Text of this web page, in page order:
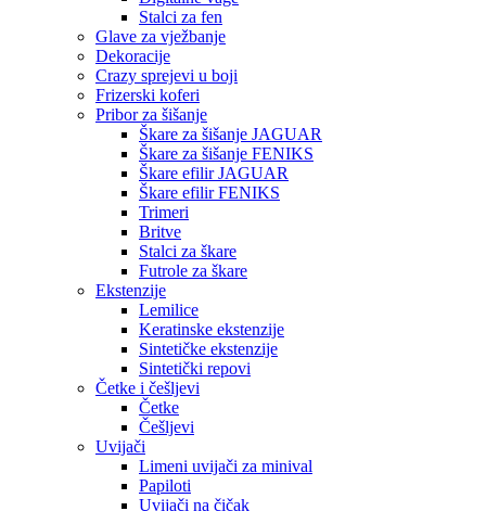
Stalci za fen
Glave za vježbanje
Dekoracije
Crazy sprejevi u boji
Frizerski koferi
Pribor za šišanje
Škare za šišanje JAGUAR
Škare za šišanje FENIKS
Škare efilir JAGUAR
Škare efilir FENIKS
Trimeri
Britve
Stalci za škare
Futrole za škare
Ekstenzije
Lemilice
Keratinske ekstenzije
Sintetičke ekstenzije
Sintetički repovi
Četke i češljevi
Četke
Češljevi
Uvijači
Limeni uvijači za minival
Papiloti
Uvijači na čičak